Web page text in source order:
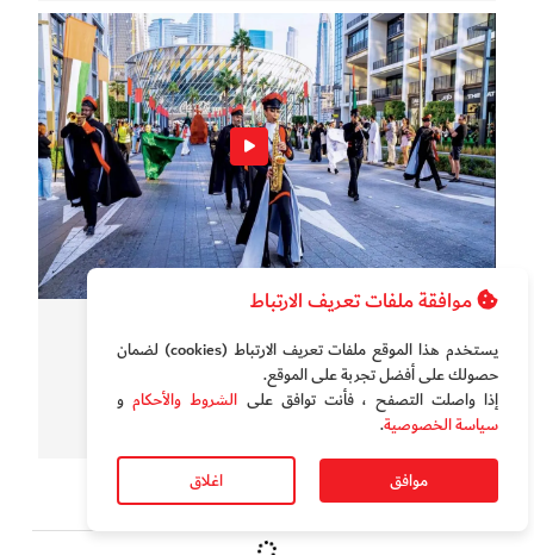
بالفيديو.. "ميديا سيتي " دبي تحتفل بعيد الاتحاد ال 54
موافقة ملفات تعريف الارتباط
يستخدم هذا الموقع ملفات تعريف الارتباط (cookies) لضمان
حصولك على أفضل تجربة على الموقع‏.
إذا واصلت التصفح ، فأنت توافق على الشروط والأحكامو
سياسة الخصوصية.
موافق اغلاق